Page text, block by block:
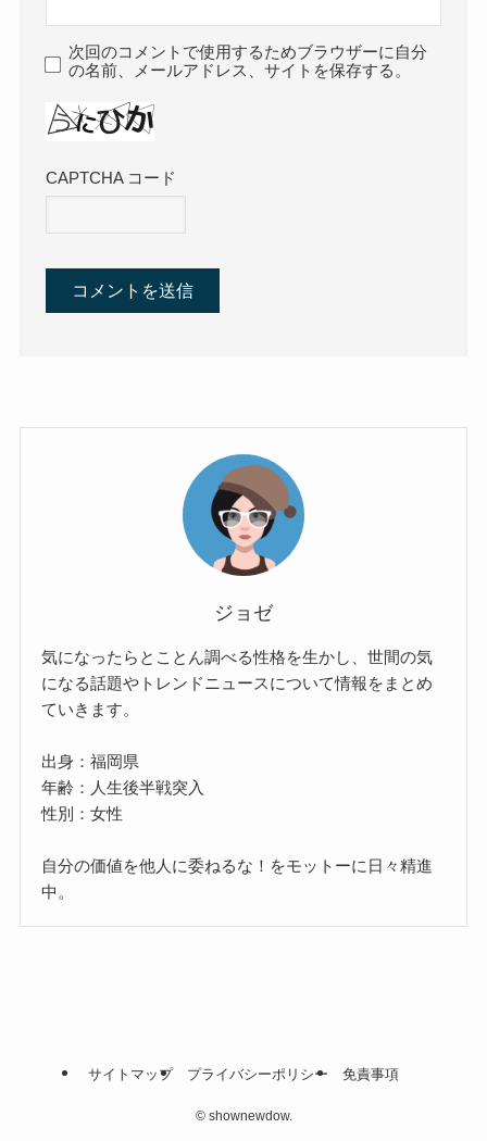
次回のコメントで使用するためブラウザーに自分
の名前、メールアドレス、サイトを保存する。
CAPTCHA コード
ジョゼ
気になったらとことん調べる性格を生かし、世間の気
になる話題やトレンドニュースについて情報をまとめ
ていきます。
出身：福岡県
年齢：人生後半戦突入
性別：女性
自分の価値を他人に委ねるな！をモットーに日々精進
中。
サイトマップ プライバシーポリシー 免責事項
©shownewdow.